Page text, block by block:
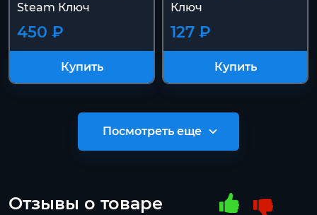
Steam Ключ
450 ₽
Купить
Ключ
127 ₽
Купить
Посмотреть еще
Отзывы о товаре